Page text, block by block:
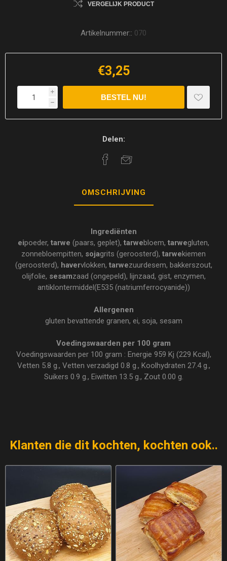
VERGELIJK PRODUCT
Artikelnummer:: 070
€3,25
i
h
Delen:
OMSCHRIJVING
Ingrediënten
eipoeder, tarwe (paars, geplet), tarwebloem, tarwegluten,
zonnebloempitten, sojagrits (geroosterd), tarwekiemen
(geroosterd), havervlokken, tarwezuurdesem, bakkerszout,
olijfolie, sesamzaad (ongepeld), lijnzaad, gist, enzymen,
antiklontermiddel(E535 (natriumferrocyanide))
Allergenen
gluten bevattende granen, ei, soja, sesam
Voedingswaarden per 100 gram
Voedingswaarden per 100 gram : Energie 959 Kj (229 Kcal),
Vetten 5.8 g., Vetten verzadigd 0.8 g., Koolhydraten 27.4 g.,
Suikers 0.9 g., Eiwitten 13.5 g., Zout 0.00 g.
Klanten die dit kochten, kochten ook..